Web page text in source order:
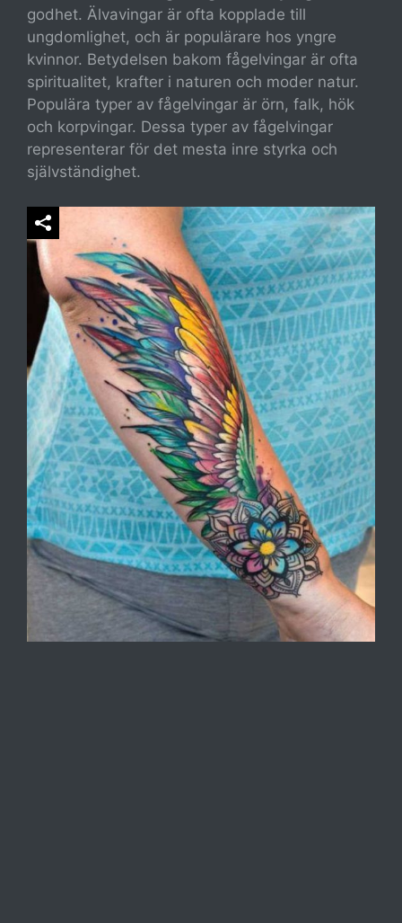
godhet. Älvavingar är ofta kopplade till
ungdomlighet, och är populärare hos yngre
kvinnor. Betydelsen bakom fågelvingar är ofta
spiritualitet, krafter i naturen och moder natur.
Populära typer av fågelvingar är örn, falk, hök
och korpvingar. Dessa typer av fågelvingar
representerar för det mesta inre styrka och
självständighet.